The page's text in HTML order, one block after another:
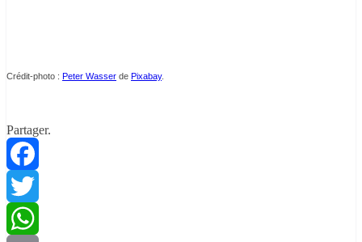
Crédit-photo : Peter Wasser de Pixabay.
Partager.
Facebook
Twitter